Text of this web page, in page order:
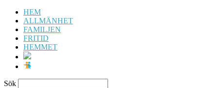
HEM
ALLMÄNHET
FAMILJEN
FRITID
HEMMET
Sök